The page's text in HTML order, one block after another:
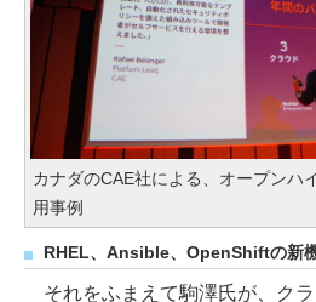
カナダのCAE社による、オープンハ
用事例
RHEL、Ansible、OpenShiftの新
それをふまえて駒澤氏が、ク